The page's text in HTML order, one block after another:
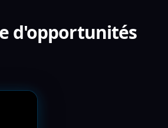
d'opportunités